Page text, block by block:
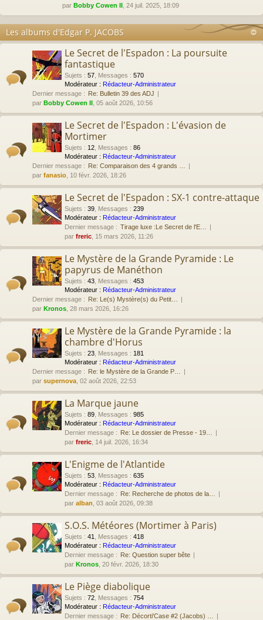
par Bobby Cowen II , 24 juil. 2025, 18:09
Les albums d'Edgar P. JACOBS
Le Secret de l'Espadon : La poursuite
fantastique
Sujets : 57 Messages : 570
Modérateur : Rédacteur-Administrateur
Dernier message : Re: Bulletin 39 des ADJ
par Bobby Cowen II , 05 août 2026, 10:56
Le Secret de l'Espadon : L'évasion de
Mortimer
Sujets : 12 Messages : 86
Modérateur : Rédacteur-Administrateur
Dernier message : Re: Comparaison des 4 grands …
par fanasio , 10 févr. 2026, 18:26
Le Secret de l'Espadon : SX-1 contre-attaque
Sujets : 39 Messages : 239
Modérateur : Rédacteur-Administrateur
Dernier message : Tirage luxe :Le Secret de l'E…
par freric , 15 mars 2026, 11:26
Le Mystère de la Grande Pyramide : Le
papyrus de Manéthon
Sujets : 43 Messages : 453
Modérateur : Rédacteur-Administrateur
Dernier message : Re: Le(s) Mystère(s) du Petit…
par Kronos , 28 mars 2026, 16:26
Le Mystère de la Grande Pyramide : la
chambre d'Horus
Sujets : 23 Messages : 181
Modérateur : Rédacteur-Administrateur
Dernier message : Re: le Mystère de la Grande P…
par supernova , 02 août 2026, 22:53
La Marque jaune
Sujets : 89 Messages : 985
Modérateur : Rédacteur-Administrateur
Dernier message : Re: Le dossier de Presse - 19…
par freric , 14 juil. 2026, 16:34
L'Enigme de l'Atlantide
Sujets : 53 Messages : 635
Modérateur : Rédacteur-Administrateur
Dernier message : Re: Recherche de photos de la…
par alban , 03 août 2026, 09:38
S.O.S. Météores (Mortimer à Paris)
Sujets : 41 Messages : 418
Modérateur : Rédacteur-Administrateur
Dernier message : Re: Question super bête
par Kronos , 20 févr. 2026, 18:30
Le Piège diabolique
Sujets : 72 Messages : 754
Modérateur : Rédacteur-Administrateur
Dernier message : Re: Décorti'Case #2 (Jacobs) …